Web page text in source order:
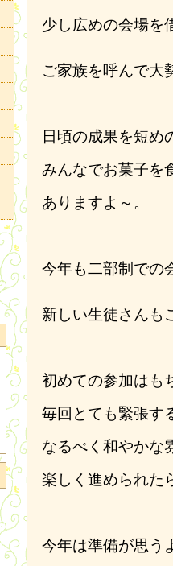
少し広めの会場を
ご家族を呼んで大
日頃の成果を短め
みんなでお菓子を
ありますよ～。
今年も二部制での
新しい生徒さんも
初めての参加はも
毎回とても緊張す
なるべく和やかな
楽しく進められた
今年は準備が思う